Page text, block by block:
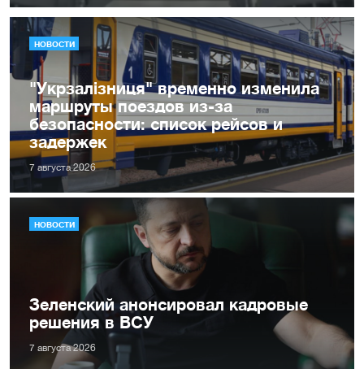
НОВОСТИ
"Укрзалізниця" временно изменила
маршруты поездов из-за
безопасности: список рейсов и
задержек
7 августа 2026
НОВОСТИ
Зеленский анонсировал кадровые
решения в ВСУ
7 августа 2026